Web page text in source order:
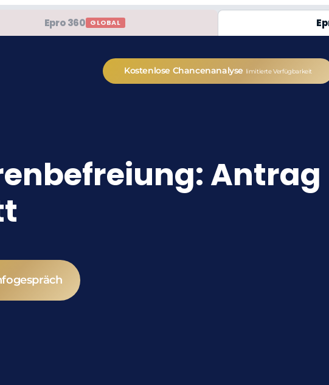
Epro 360 GLOBAL
Kostenlose Chancenanalyse limitierte Verfügbarkeit
Antrag